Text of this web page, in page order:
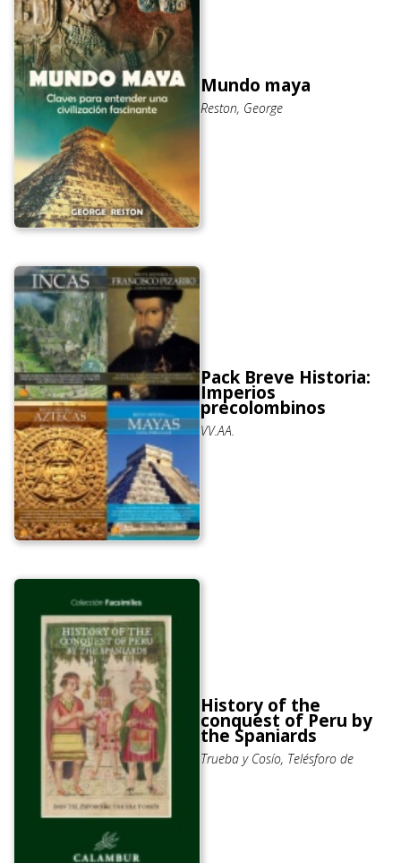
Mundo maya
Reston, George
Pack Breve Historia:
Imperios
precolombinos
VV.AA.
History of the
conquest of Peru by
the Spaniards
Trueba y Cosío, Telésforo de